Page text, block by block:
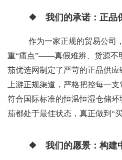
❖ 我们的承诺：正品
作为一家正规的贸易公司
重“痛点”——真假难辨、货源不
茄优选网制定了严苛的正品供
上游正规渠道，严格把控每一
符合国际标准的恒温恒湿仓储
茄都处于最佳状态，真正做到“
❖ 我们的愿景：构建